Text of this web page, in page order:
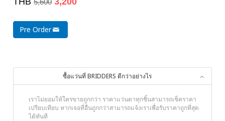
Pre Order
ซื้อแว่นที่ BRIDDERS ดีกว่าอย่างไร
เราไม่ยอมให้ใครขายถูกกว่า ราคาแว่นตาทุกชิ้นสามารถเช็คราคา
เปรียบเทียบ หากเจอที่อื่นถูกกว่าสามารถแจ้งเราเพื่อรับราคาถูกที่สุด
ได้ทันที